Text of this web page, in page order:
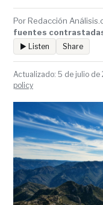
Por Redacción
fuentes
▶ Listen Share
Actualizado: 5 de julio de
policy